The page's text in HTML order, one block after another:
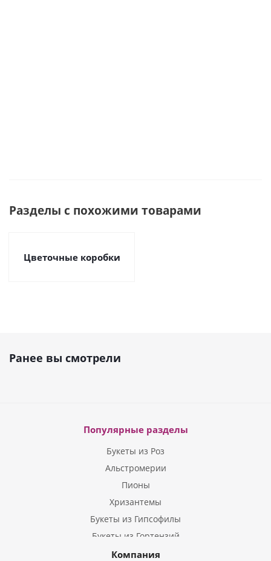
Разделы с похожими товарами
Цветочные коробки
Ранее вы смотрели
Популярные разделы
Букеты из Роз
Альстромерии
Пионы
Хризантемы
Букеты из Гипсофилы
Букеты из Гортензий
Букеты из Ирисов
Компания